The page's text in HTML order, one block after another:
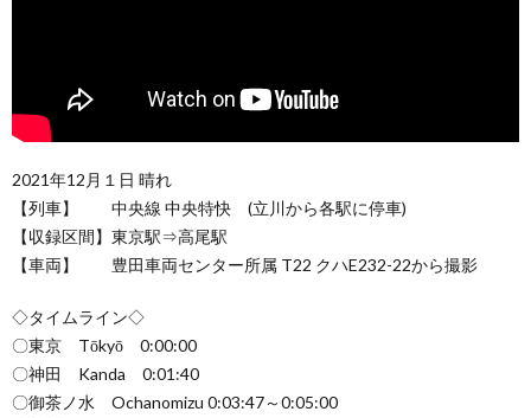
2021年12月１日 晴れ
【列車】 中央線 中央特快 (立川から各駅に停車)
【収録区間】東京駅⇒高尾駅
【車両】 豊田車両センター所属 T22 クハE232-22から撮影
◇タイムライン◇
〇東京 Tōkyō 0:00:00
〇神田 Kanda 0:01:40
〇御茶ノ水 Ochanomizu 0:03:47～0:05:00